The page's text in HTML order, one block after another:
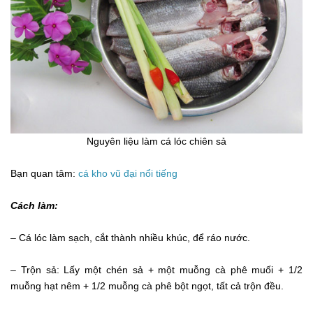
Nguyên liệu làm cá lóc chiên sả
Bạn quan tâm: cá kho vũ đại nổi tiếng
Cách làm:
– Cá lóc làm sạch, cắt thành nhiều khúc, để ráo nước.
– Trộn sả: Lấy một chén sả + một muỗng cà phê muối + 1/2
muỗng hạt nêm + 1/2 muỗng cà phê bột ngọt, tất cả trộn đều.